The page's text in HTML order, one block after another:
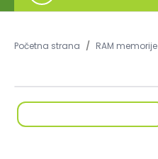
Početna strana / RAM memorije